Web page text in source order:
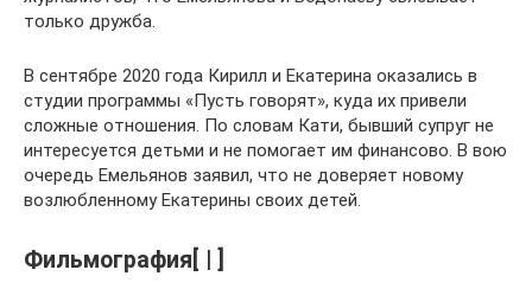
только дружба.
В сентябре 2020 года Кирилл и Екатерина оказались в
студии программы «Пусть говорят», куда их привели
сложные отношения. По словам Кати, бывший супруг не
интересуется детьми и не помогает им финансово. В вою
очередь Емельянов заявил, что не доверяет новому
возлюбленному Екатерины своих детей.
Фильмография[ | ]